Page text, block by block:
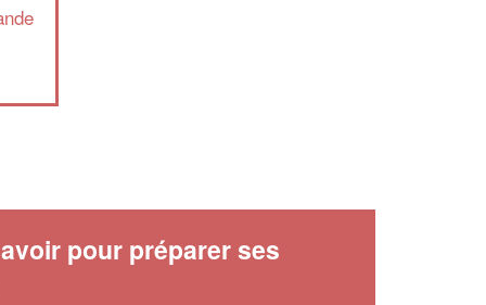
pour préparer ses